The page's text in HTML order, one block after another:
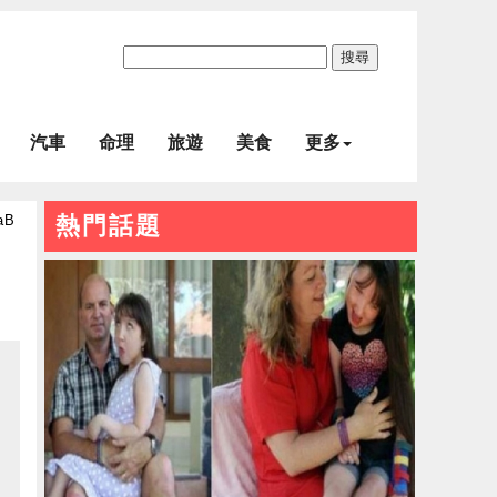
搜尋
汽車 命理 旅遊 美食 更多
熱門話題